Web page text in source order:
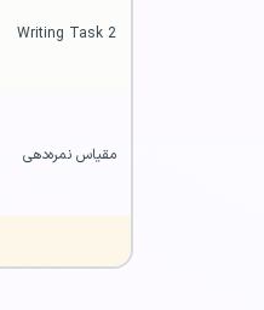
Writing Task 2
مقیاس نمره‌دهی